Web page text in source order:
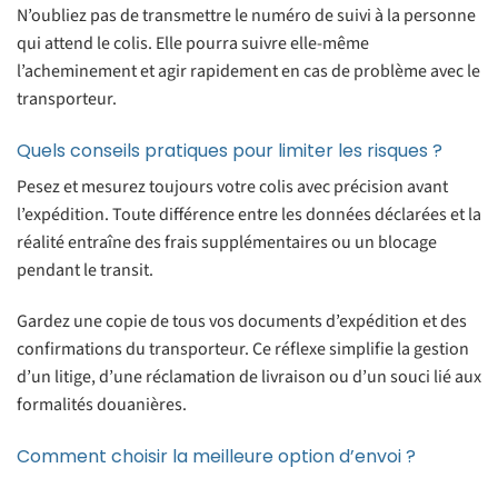
N’oubliez pas de transmettre le numéro de suivi à la personne
qui attend le colis. Elle pourra suivre elle-même
l’acheminement et agir rapidement en cas de problème avec le
transporteur.
Quels conseils pratiques pour limiter les risques ?
Pesez et mesurez toujours votre colis avec précision avant
l’expédition. Toute différence entre les données déclarées et la
réalité entraîne des frais supplémentaires ou un blocage
pendant le transit.
Gardez une copie de tous vos documents d’expédition et des
confirmations du transporteur. Ce réflexe simplifie la gestion
d’un litige, d’une réclamation de livraison ou d’un souci lié aux
formalités douanières.
Comment choisir la meilleure option d’envoi ?